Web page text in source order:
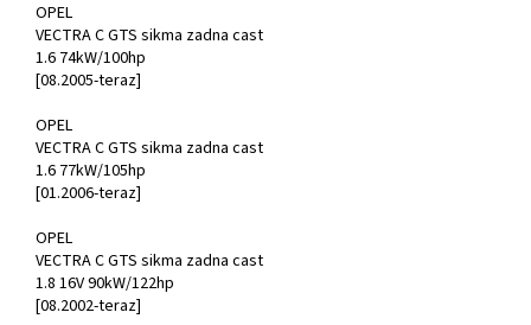
OPEL
VECTRA C GTS sikma zadna cast
1.6 74kW/100hp
[08.2005-teraz]
OPEL
VECTRA C GTS sikma zadna cast
1.6 77kW/105hp
[01.2006-teraz]
OPEL
VECTRA C GTS sikma zadna cast
1.8 16V 90kW/122hp
[08.2002-teraz]